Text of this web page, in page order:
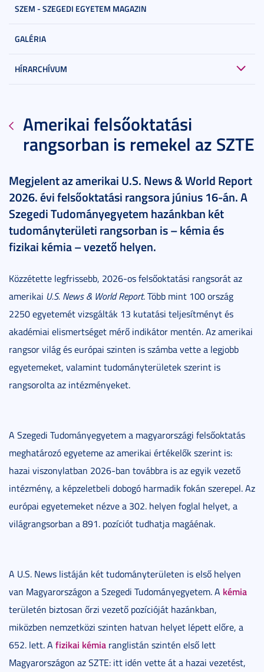
SZEM - SZEGEDI EGYETEM MAGAZIN
GALÉRIA
HÍRARCHÍVUM
Amerikai felsőoktatási
rangsorban is remekel az SZTE
Megjelent az amerikai U.S. News & World Report
2026. évi felsőoktatási rangsora június 16-án. A
Szegedi Tudományegyetem hazánkban két
tudományterületi rangsorban is – kémia és
fizikai kémia – vezető helyen.
Közzétette legfrissebb, 2026-os felsőoktatási rangsorát az
amerikai U.S. News & World Report. Több mint 100 ország
2250 egyetemét vizsgálták 13 kutatási teljesítményt és
akadémiai elismertséget mérő indikátor mentén. Az amerikai
rangsor világ és európai szinten is számba vette a legjobb
egyetemeket, valamint tudományterületek szerint is
rangsorolta az intézményeket.
A Szegedi Tudományegyetem a magyarországi felsőoktatás
meghatározó egyeteme az amerikai értékelők szerint is:
hazai viszonylatban 2026-ban továbbra is az egyik vezető
intézmény, a képzeletbeli dobogó harmadik fokán szerepel. Az
európai egyetemeket nézve a 302. helyen foglal helyet, a
világrangsorban a 891. pozíciót tudhatja magáénak.
A U.S. News listáján két tudományterületen is első helyen
van Magyarországon a Szegedi Tudományegyetem. A kémia
területén biztosan őrzi vezető pozícióját hazánkban,
miközben nemzetközi szinten hatvan helyet lépett előre, a
652. lett. A fizikai kémia ranglistán szintén első lett
Magyarországon az SZTE: itt idén vette át a hazai vezetést,